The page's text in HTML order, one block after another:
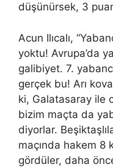
düşünürsek, 3
Acun Ilıcalı,
yoktu! Avrupa’da
galibiyet. 7.
gerçek bu! Arı
ki, Galatasaray ile
bizim maçta da
diyorlar.
maçında hakem 8
gördüler, daha